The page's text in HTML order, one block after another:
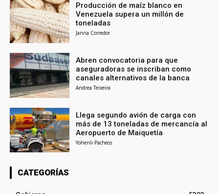
Producción de maíz blanco en
Venezuela supera un millón de
toneladas
Janna Corredor
Abren convocatoria para que
aseguradoras se inscriban como
canales alternativos de la banca
Andrea Teixeira
Llega segundo avión de carga con
más de 13 toneladas de mercancía al
Aeropuerto de Maiquetía
Yohenli Pacheco
CATEGORÍAS